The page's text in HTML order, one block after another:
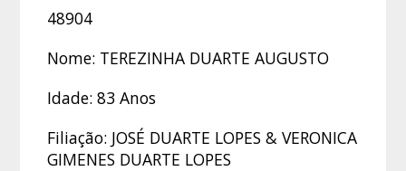
48904
Nome: TEREZINHA DUARTE AUGUSTO
Idade: 83 Anos
Filiação: JOSÉ DUARTE LOPES & VERONICA
GIMENES DUARTE LOPES